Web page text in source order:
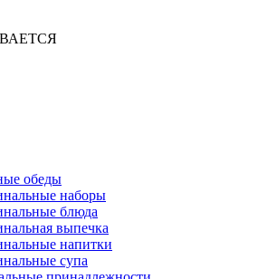
обеды
наборы
блюда
выпечка
напитки
супа